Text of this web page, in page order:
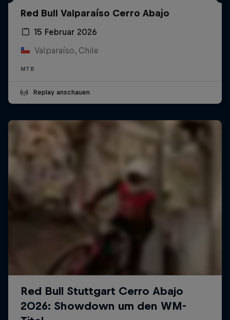
Red Bull Valparaíso Cerro Abajo
15 Februar 2026
Valparaíso, Chile
MTB
Replay anschauen